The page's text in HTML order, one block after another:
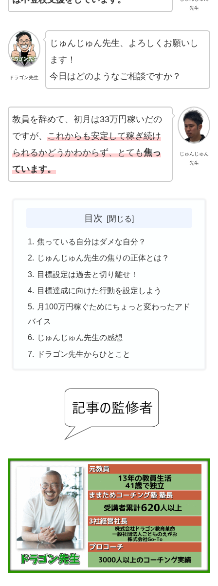
先生
ドラゴン先生
じゅんじゅん先生、よろしくお願いし
ます！
今日はどのようなご相談ですか？
じゅんじゅん
先生
教員を辞めて、初月は33万円稼いだの
ですが、 これからも安定して稼ぎ続け
られるかどうかわからず、とても焦っ
ています。
目次
焦っている自分はダメな自分？
じゅんじゅん先生の焦りの正体とは？
目標設定は過去と切り離せ！
目標達成に向けた行動を設定しよう
月100万円稼ぐためにちょっと変わったアド
バイス
じゅんじゅん先生の感想
ドラゴン先生からひとこと